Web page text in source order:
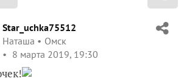
Star_uchka75512
Наташа
Омск
8 марта 2019, 19:30